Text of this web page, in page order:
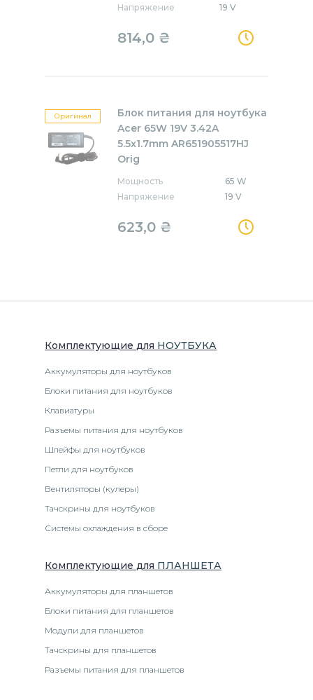
Напряжение
19 V
814,0 ₴
Оригинал
Блок питания для ноутбука
Acer 65W 19V 3.42A
5.5x1.7mm AR651905517HJ
Orig
Мощность
65 W
Напряжение
19 V
623,0 ₴
Комплектующие для НОУТБУКА
Аккумуляторы для ноутбуков
Блоки питания для ноутбуков
Клавиатуры
Разъемы питания для ноутбуков
Шлейфы для ноутбуков
Петли для ноутбуков
Вентиляторы (кулеры)
Тачскрины для ноутбуков
Системы охлаждения в сборе
Комплектующие для ПЛАНШЕТА
Аккумуляторы для планшетов
Блоки питания для планшетов
Модули для планшетов
Тачскрины для планшетов
Разъемы питания для планшетов